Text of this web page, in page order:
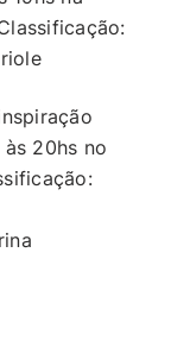
20hs no